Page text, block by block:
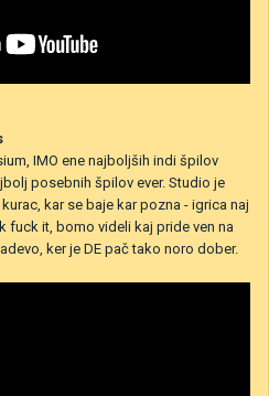
IMO ene najboljših indi špilov
posebnih špilov ever. Studio je
kar se baje kar pozna - igrica naj
fuck it, bomo videli kaj pride ven na
ker je DE pač tako noro dober.